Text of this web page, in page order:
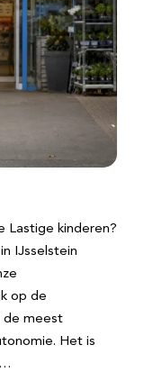
Lastige kinderen?
IJsselstein
op de
de meest
Het is